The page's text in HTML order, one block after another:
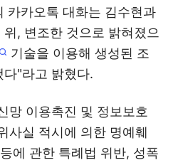
카카오톡 대화는 김수현과
, 변조한 것으로 밝혀졌으
기술을 이용해 생성된 조
"라고 밝혔다.
망 이용촉진 및 정보보호
사실 적시에 의한 명예훼
에 관한 특례법 위반, 성폭